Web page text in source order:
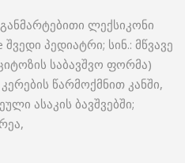
ლექსიკონი
პედიატრი; სინ.: მწვავე
საბავშვო ფორმა)
წარმოქმნით კანში,
ასაკის ბავშვებში;